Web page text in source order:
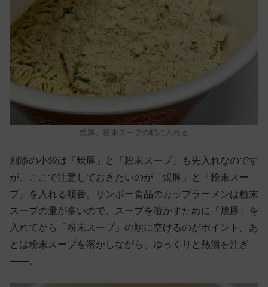
焼豚、粉末スープの順に入れる
別添の小袋は「焼豚」と「粉末スープ」も先入れなのです
が、ここで注意しておきたいのが「焼豚」と「粉末スー
プ」を入れる順番。サンポー食品のカップラーメンは粉末
スープの量が多いので、スープを溶かすために「焼豚」を
入れてから「粉末スープ」の順に空けるのがポイント。あ
とは粉末スープを溶かしながら、ゆっくりと熱湯を注ぎ
——。